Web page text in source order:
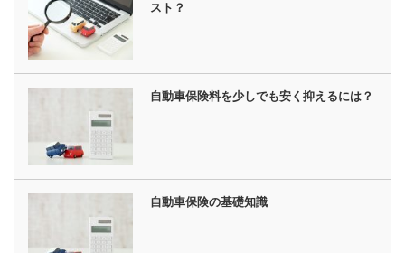
スト？
自動車保険料を少しでも安く抑えるには？
自動車保険の基礎知識